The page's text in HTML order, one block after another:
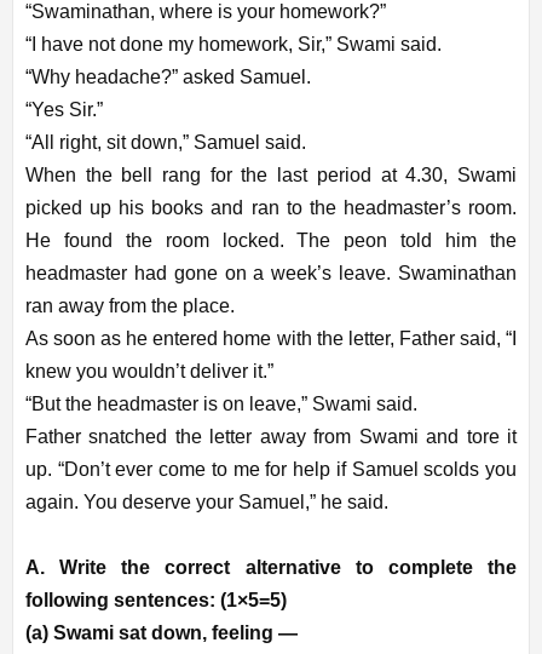
“Swaminathan, where is your homework?”
“I have not done my homework, Sir,” Swami said.
“Why headache?” asked Samuel.
“Yes Sir.”
“All right, sit down,” Samuel said.
When the bell rang for the last period at 4.30, Swami
picked up his books and ran to the headmaster’s room.
He found the room locked. The peon told him the
headmaster had gone on a week’s leave. Swaminathan
ran away from the place.
As soon as he entered home with the letter, Father said, “I
knew you wouldn’t deliver it.”
“But the headmaster is on leave,” Swami said.
Father snatched the letter away from Swami and tore it
up. “Don’t ever come to me for help if Samuel scolds you
again. You deserve your Samuel,” he said.
A. Write the correct alternative to complete the
following sentences: (1×5=5)
(a) Swami sat down, feeling —